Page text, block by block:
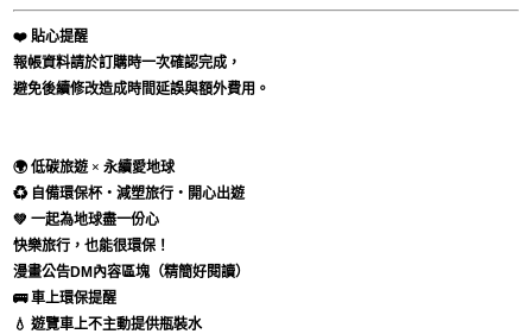
❤️ 貼心提醒
報帳資料請於訂購時一次確認完成，
避免後續修改造成時間延誤與額外費用。
🌍低碳旅遊 × 永續愛地球
♻️ 自備環保杯・減塑旅行・開心出遊
💚 一起為地球盡一份心
快樂旅行，也能很環保！
漫畫公告DM內容區塊（精簡好閱讀）
🚌 車上環保提醒
💧遊覽車上不主動提供瓶裝水